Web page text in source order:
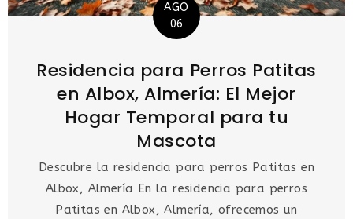
AGO
06
Residencia para Perros Patitas
en Albox, Almería: El Mejor
Hogar Temporal para tu
Mascota
Descubre la residencia para perros Patitas en
Albox, Almería En la residencia para perros
Patitas en Albox, Almería, ofrecemos un